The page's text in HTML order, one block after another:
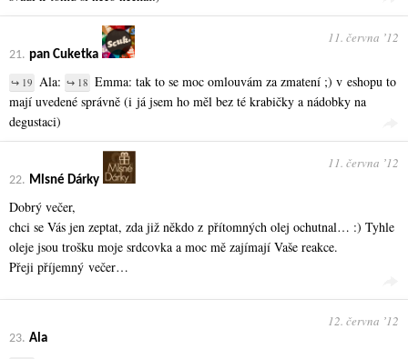
21. pan Cuketka
11. června ʼ12
↪ 19 Ala: ↪ 18 Emma: tak to se moc omlouvám za zmatení ;) v eshopu to
mají uvedené správně (i já jsem ho měl bez té krabičky a nádobky na
degustaci)
22. Mlsné Dárky
11. června ʼ12
Dobrý večer,
chci se Vás jen zeptat, zda již někdo z přítomných olej ochutnal… :) Tyhle
oleje jsou trošku moje srdcovka a moc mě zajímají Vaše reakce.
Přeji příjemný večer…
23. Ala
12. června ʼ12